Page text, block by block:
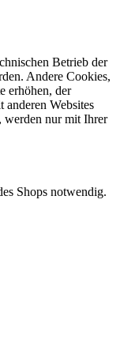
Betrieb der
Andere Cookies,
erhöhen, der
Websites
werden nur mit Ihrer
Shops notwendig.